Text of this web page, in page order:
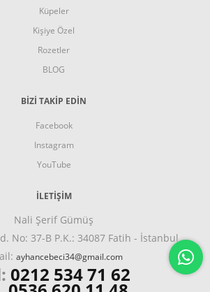
Küpeler
Kişiye Özel
Rozetler
BLOG
BİZİ TAKİP EDİN
Facebook
Instagram
YouTube
İLETIŞIM
Nali Şerif Gümüş
No: 37-B P.K.: 34087 Fatih - İstanbul
ayhancebeci34@gmail.com
0212 534 71 62